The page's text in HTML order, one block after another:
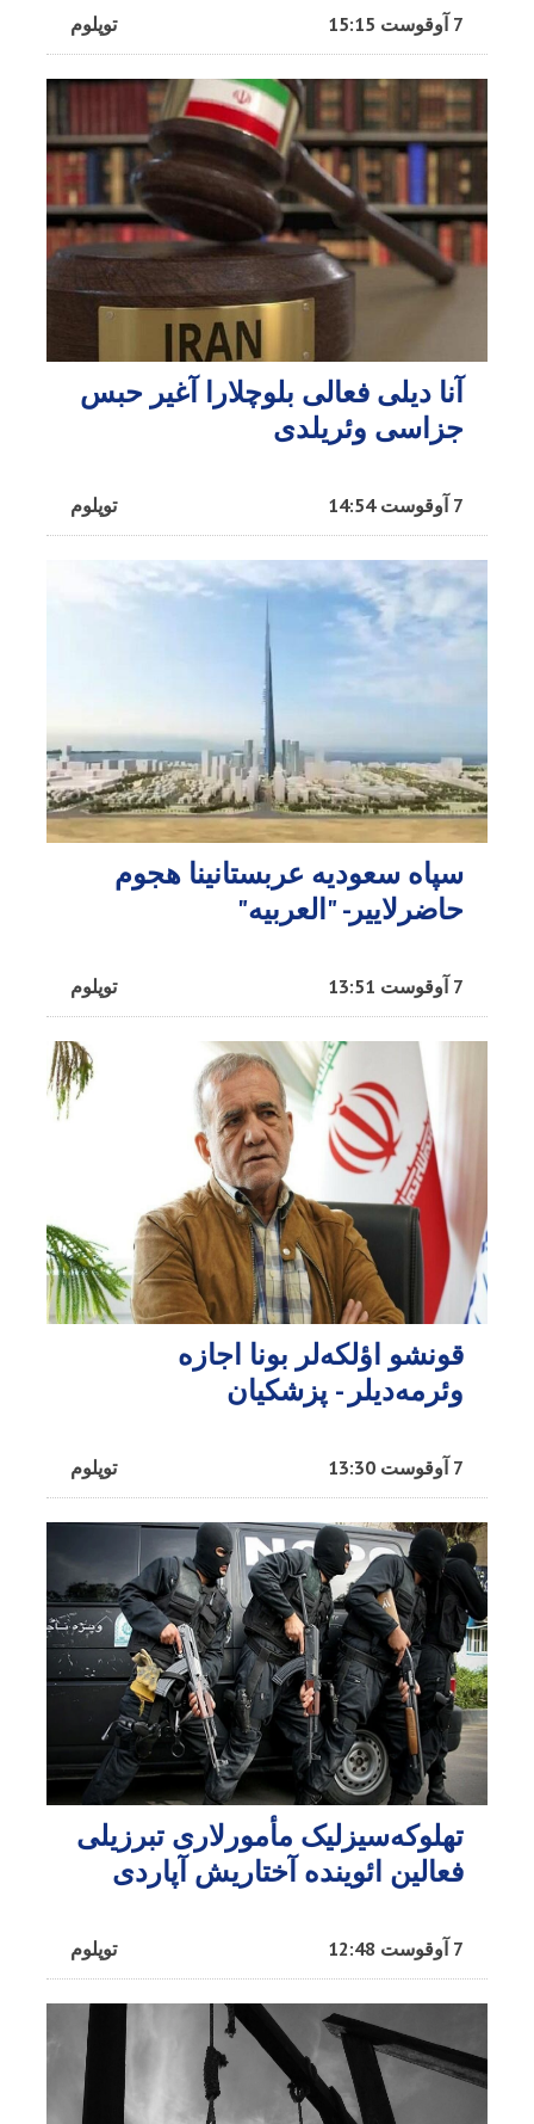
توپلوم 7 آوقوست 15:15
آنا دیلی فعالی بلوچلارا آغیر حبس
جزاسی وئریلدی
توپلوم 7 آوقوست 14:54
سپاه سعودیه عربستانینا هجوم
حاضرلاییر- "العربیه"
توپلوم 7 آوقوست 13:51
قونشو اؤلکه‌لر بونا اجازه
وئرمه‌دیلر - پزشکیان
توپلوم 7 آوقوست 13:30
تهلوکه‌سیزلیک مأمورلاری تبرزیلی
فعالین ائوینده آختاریش آپاردی
توپلوم 7 آوقوست 12:48